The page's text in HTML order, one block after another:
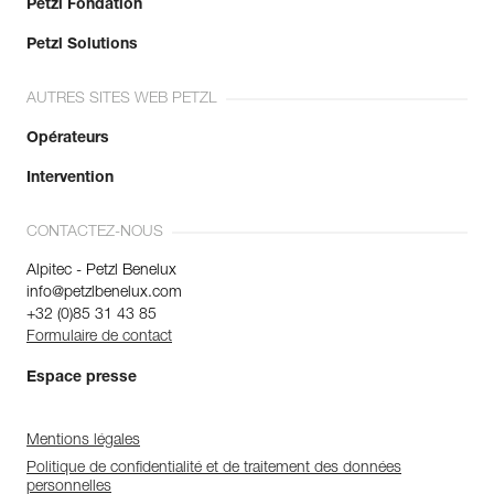
Petzl Fondation
Petzl Solutions
AUTRES SITES WEB PETZL
Opérateurs
Intervention
CONTACTEZ-NOUS
Alpitec - Petzl Benelux
info@petzlbenelux.com
+32 (0)85 31 43 85
Formulaire de contact
Espace presse
Mentions légales
Politique de confidentialité et de traitement des données
personnelles